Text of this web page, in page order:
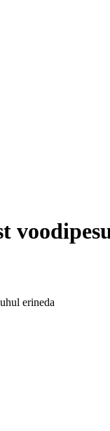
erineda